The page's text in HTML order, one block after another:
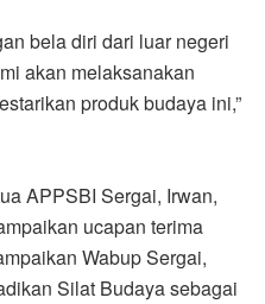
bela diri dari luar negeri
akan melaksanakan
produk budaya ini,”
APPSBI Sergai, Irwan,
ucapan terima
Wabup Sergai,
Silat Budaya sebagai